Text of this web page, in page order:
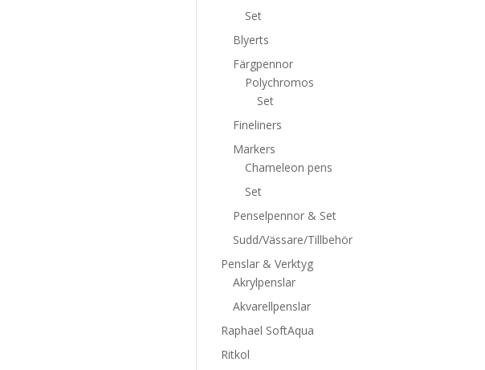
Set
Blyerts
Färgpennor
Polychromos
Set
Fineliners
Markers
Chameleon pens
Set
Penselpennor & Set
Sudd/Vässare/Tillbehör
Penslar & Verktyg
Akrylpenslar
Akvarellpenslar
Raphael SoftAqua
Ritkol